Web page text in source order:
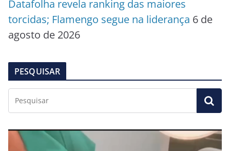
Datafolha revela ranking das maiores
torcidas; Flamengo segue na liderança 6 de
agosto de 2026
PESQUISAR